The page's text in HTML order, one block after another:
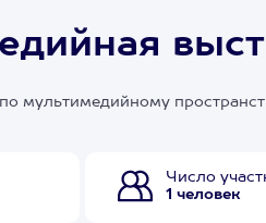
мультимедийному
Число
1 человек